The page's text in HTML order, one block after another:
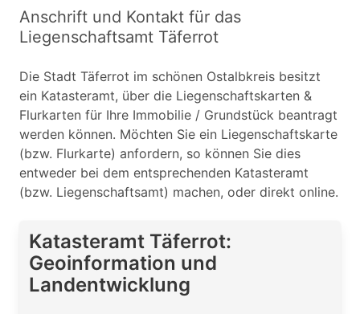
Anschrift und Kontakt für das
Liegenschaftsamt Täferrot
Die Stadt Täferrot im schönen Ostalbkreis besitzt
ein Katasteramt, über die Liegenschaftskarten &
Flurkarten für Ihre Immobilie / Grundstück beantragt
werden können. Möchten Sie ein Liegenschaftskarte
(bzw. Flurkarte) anfordern, so können Sie dies
entweder bei dem entsprechenden Katasteramt
(bzw. Liegenschaftsamt) machen, oder direkt online.
Katasteramt Täferrot:
Geoinformation und
Landentwicklung